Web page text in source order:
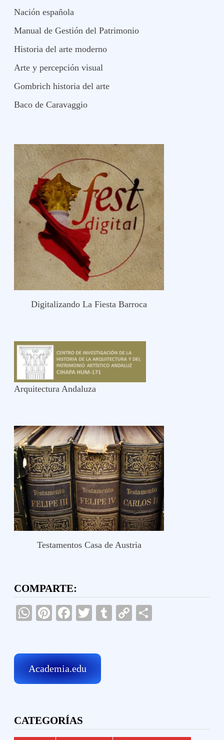
Nación española
Manual de Gestión del Patrimonio
Historia del arte moderno
Arte y percepción visual
Gombrich historia del arte
Baco de Caravaggio
Digitalizando La Fiesta Barroca
Arquitectura Andaluza
Testamentos Casa de Austria
COMPARTE:
WhatsApp
Pinterest
Facebook
TwitterTumblr
Copy
Academia.edu
CATEGORÍAS